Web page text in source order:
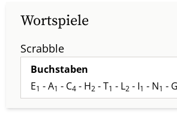
Wortspiele
Scrabble
Buchstaben
E1 - A1 - C4 - H2 - T1 - L2 - I1 - N1 - G